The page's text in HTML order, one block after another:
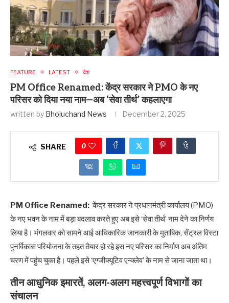
FEATURE LATEST देश
PM Office Renamed: केंद्र सरकार ने PMO के नए
परिसर को दिया नया नाम—अब ‘सेवा तीर्थ’ कहलाएगा
written by Bholuchand News December 2, 2025
SHARE 0
PM Office Renamed: केंद्र सरकार ने प्रधानमंत्री कार्यालय (PMO)
के नए भवन के नाम में बड़ा बदलाव करते हुए अब इसे ‘सेवा तीर्थ’ नाम देने का निर्णय
लिया है। मंगलवार को सामने आई आधिकारिक जानकारी के मुताबिक, सेंट्रल विस्टा
पुनर्विकास परियोजना के तहत तैयार हो रहे इस नए परिसर का निर्माण अब अंतिम
चरण में पहुंच चुका है। पहले इसे ‘एग्जीक्यूटिव एन्क्लेव’ के नाम से जाना जाता था।
तीन आधुनिक इमारतें, अलग-अलग महत्त्वपूर्ण विभागों का
संचालन